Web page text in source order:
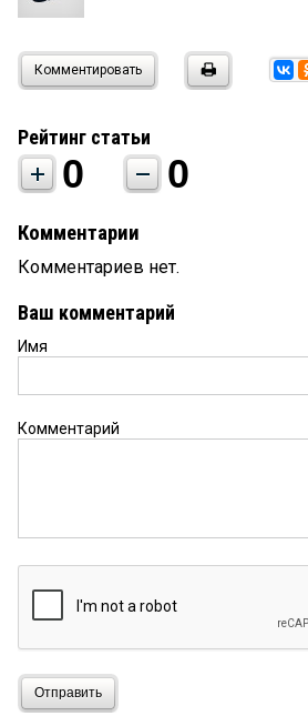
Комментировать
Рейтинг статьи
0 0
Комментарии
Комментариев нет.
Ваш комментарий
Имя
Комментарий
Отправить